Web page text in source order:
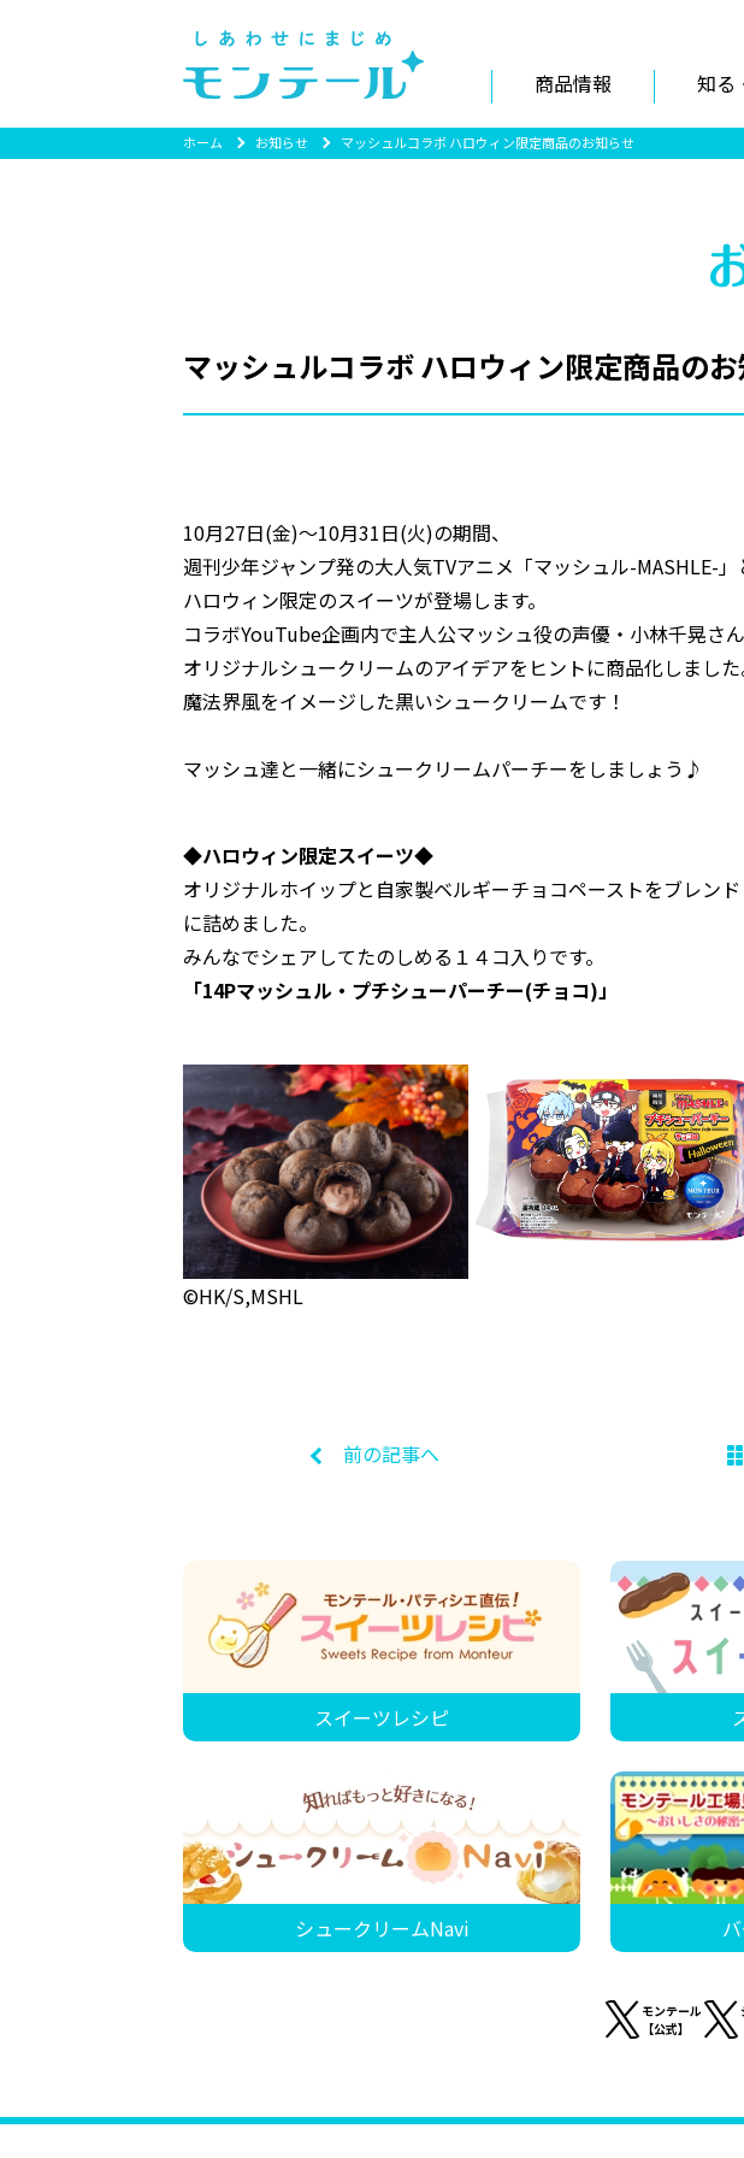
商品情報 知る
ホーム お知らせ マッシュルコラボ ハロウィン限定商品のお知らせ
マッシュルコラボ ハロウィン限定商品の
10月27日(金)～10月31日(火)の期間、
週刊少年ジャンプ発の大人気TVアニメ「マッシュル-MASHLE-
ハロウィン限定のスイーツが登場します。
コラボYouTube企画内で主人公マッシュ役の声優・小林千晃さ
オリジナルシュークリームのアイデアをヒントに商品化しました
魔法界風をイメージした黒いシュークリームです！
マッシュ達と一緒にシュークリームパーチーをしましょう♪
◆ハロウィン限定スイーツ◆
オリジナルホイップと自家製ベルギーチョコペーストをブレン
に詰めました。
みんなでシェアしてたのしめる１４コ入りです。
「14Pマッシュル・プチシューパーチー(チョコ)」
©HK/S,MSHL
前の記事へ
スイーツレシピ
シュークリームNavi
モンテール
【公式】